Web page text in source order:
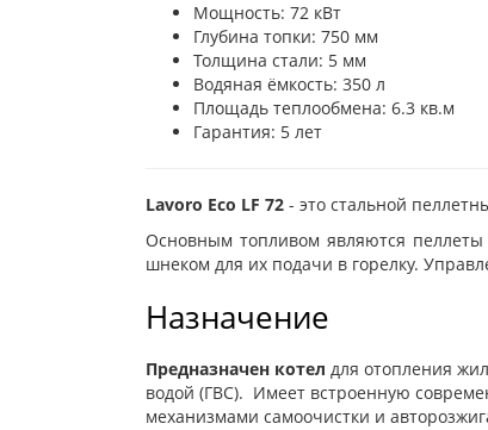
Мощность: 72 кВт
Глубина топки: 750 мм
Толщина стали: 5 мм
Водяная ёмкость: 350 л
Площадь теплообмена: 6.3 кв.м
Гарантия: 5 лет
Lavoro Eco LF 72 - это стальной
Основным топливом являются пеллеты
шнеком для их подачи в горелку. У
Назначение
Предназначен котел для отопления
водой (ГВС). Имеет встроенную
механизмами самоочистки и